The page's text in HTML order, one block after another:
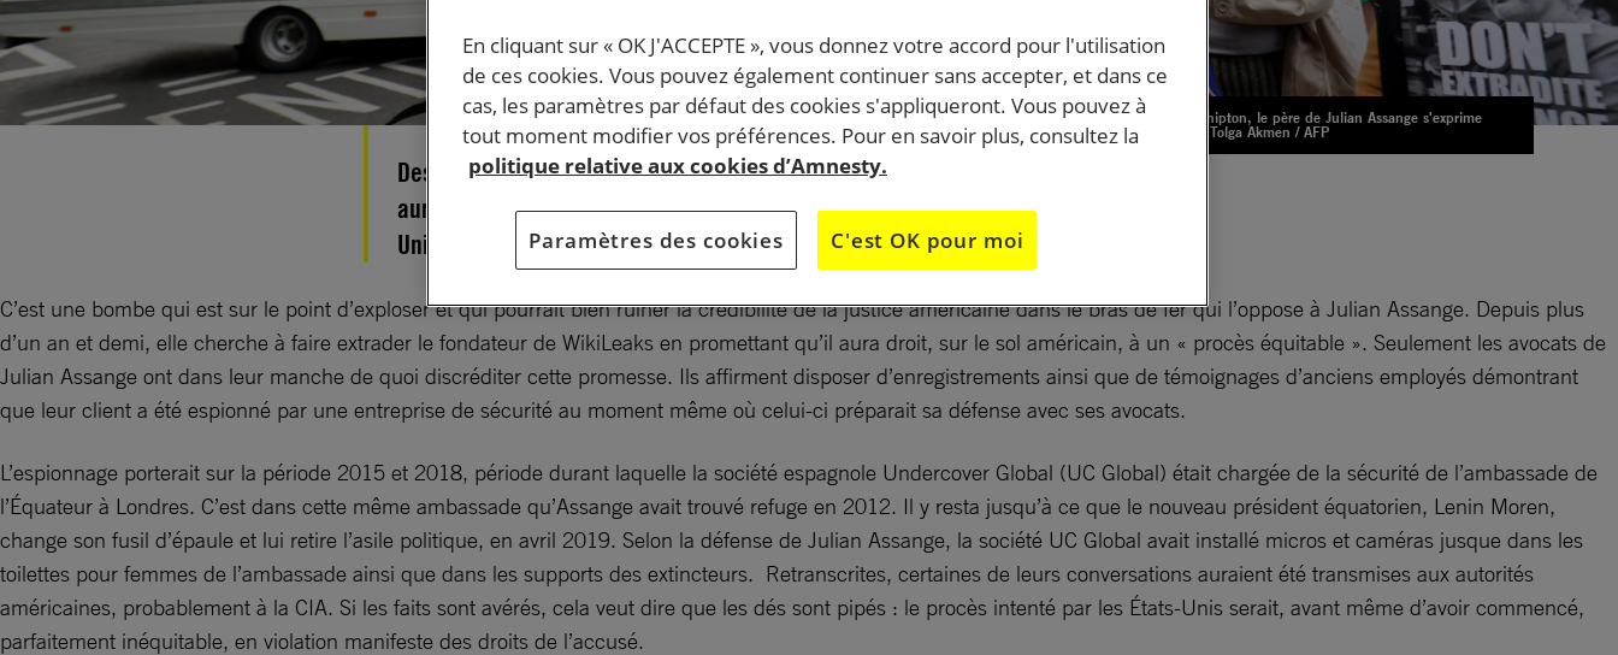
John Shipton, le père de Julian Assange s'exprime
devant Tolga Akmen / AFP
Des discussions confidentielles entre Julian Assange et ses avocats
auraient été enregistrées à son insu avant d’être transmises aux États-
Unis.
C’est une bombe qui est sur le point d’exploser et qui pourrait bien ruiner la crédibilité de la justice américaine dans le bras de fer qui l’oppose à Julian Assange. Depuis plus
d’un an et demi, elle cherche à faire extrader le fondateur de WikiLeaks en promettant qu’il aura droit, sur le sol américain, à un « procès équitable ». Seulement les avocats de
Julian Assange ont dans leur manche de quoi discréditer cette promesse. Ils affirment disposer d’enregistrements ainsi que de témoignages d’anciens employés démontrant
que leur client a été espionné par une entreprise de sécurité au moment même où celui-ci préparait sa défense avec ses avocats.
L’espionnage porterait sur la période 2015 et 2018, période durant laquelle la société espagnole Undercover Global (UC Global) était chargée de la sécurité de l’ambassade de
l’Équateur à Londres. C’est dans cette même ambassade qu’Assange avait trouvé refuge en 2012. Il y resta jusqu’à ce que le nouveau président équatorien, Lenin Moren,
change son fusil d’épaule et lui retire l’asile politique, en avril 2019. Selon la défense de Julian Assange, la société UC Global avait installé micros et caméras jusque dans les
toilettes pour femmes de l’ambassade ainsi que dans les supports des extincteurs. Retranscrites, certaines de leurs conversations auraient été transmises aux autorités
américaines, probablement à la CIA. Si les faits sont avérés, cela veut dire que les dés sont pipés : le procès intenté par les États-Unis serait, avant même d’avoir commencé,
parfaitement inéquitable, en violation manifeste des droits de l’accusé.
En cliquant sur « OK J'ACCEPTE », vous donnez votre accord pour l'utilisation
de ces cookies. Vous pouvez également continuer sans accepter, et dans ce
cas, les paramètres par défaut des cookies s'appliqueront. Vous pouvez à
tout moment modifier vos préférences. Pour en savoir plus, consultez la
politique relative aux cookies d’Amnesty.
Paramètres des cookies C'est OK pour moi